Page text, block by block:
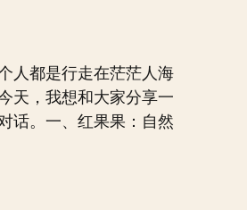
人都是行走在茫茫人海
天，我想和大家分享一
话。一、红果果：自然